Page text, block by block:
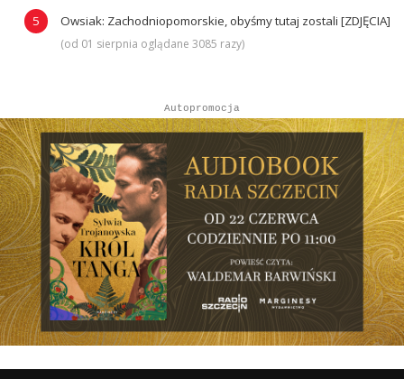
Owsiak: Zachodniopomorskie, obyśmy tutaj zostali [ZDJĘCIA]
(od 01 sierpnia oglądane 3085 razy)
Autopromocja